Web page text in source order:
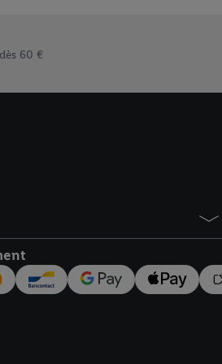
avec les différents arguments de
60 €
informations sur la